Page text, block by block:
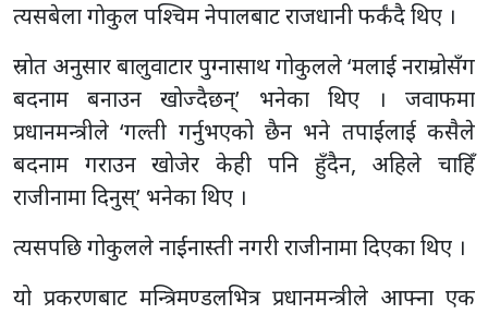
त्यसबेला गाेकुल पश्चिम नेपालबाट राजधानी फर्क‌ंदै थिए ।
स्रोत अनुसार बालुवाटार पुग्नासाथ गोकुलले ‘मलाई नराम्रोसँग
बदनाम बनाउन खोज्दैछन्’ भनेका थिए । जवाफमा
प्रधानमन्त्रीले ‘गल्ती गर्नुभएको छैन भने तपाईंलाई कसैले
बदनाम गराउन खोजेर केही पनि हुँदैन, अहिले चाहिँ
राजीनामा दिनुस्’ भनेका थिए ।
त्यसपछि गोकुलले नाईंनास्ती नगरी राजीनामा दिएका थिए ।
यो प्रकरणबाट मन्त्रिमण्डलभित्र प्रधानमन्त्रीले आफ्ना एक